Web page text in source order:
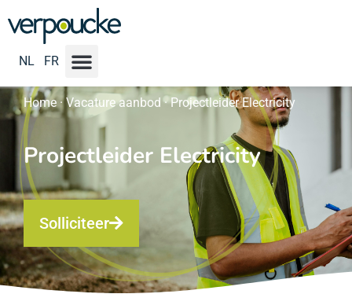
NL FR
Home ·Vacature aanbod ·Projectleider Electricity
Projectleider Electricity
Solliciteer